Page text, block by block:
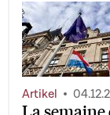
La semaine
Artikel